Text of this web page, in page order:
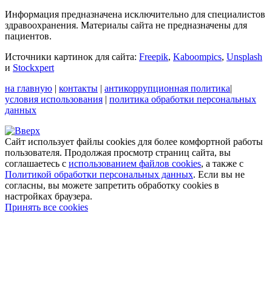
Информация предназначена исключительно для специалистов
здравоохранения. Материалы сайта не предназначены для
пациентов.
Источники картинок для сайта: Freepik, Kaboompics, Unsplash
и Stockxpert
на главную | контакты | антикоррупционная политика|
условия использования | политика обработки персональных
данных
Сайт использует файлы cookies для более комфортной работы
пользователя. Продолжая просмотр страниц сайта, вы
соглашаетесь с использованием файлов cookies, а также с
Политикой обработки персональных данных. Если вы не
согласны, вы можете запретить обработку cookies в
настройках браузера.
Принять все cookies